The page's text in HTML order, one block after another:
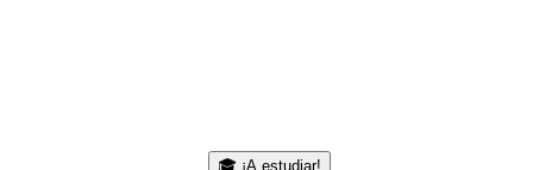
🎓 ¡A estudiar!